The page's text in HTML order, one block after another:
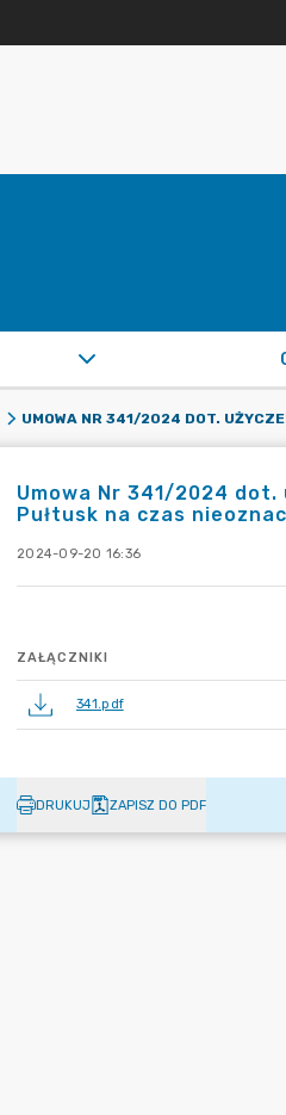
Umowa Nr 341/2024
Pułtusk na czas
2024-09-20 16:36
ZAŁĄCZNIKI
341.pdf
DRUKUJ ZAPISZ DO PDF